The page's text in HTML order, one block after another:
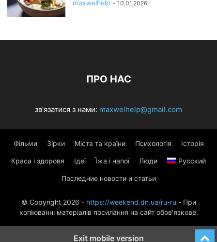
maxwelhelp - 10.01.2026
ПРО НАС
зв'язатися з нами: maxwelhelp@gmail.com
Фільми Зірки Міста та країни Психологія Історія
Краса і здоровя Ідеї Їжа і напої Люди Русский
Последние новости и статьи
© Copyright 2026 - https://weekend.dn.ua/ru-ru - При
копіюванні матеріалів посилання на сайт обов'язкове.
Exit mobile version